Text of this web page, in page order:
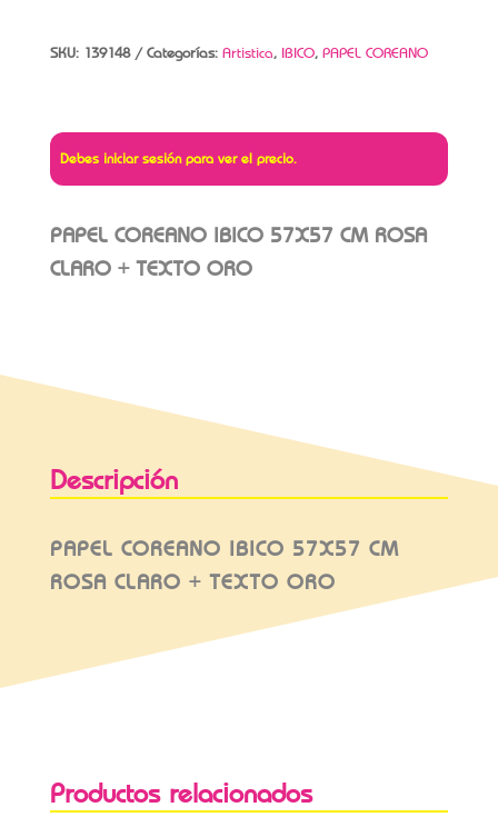
SKU: 139148 Categorías: Artistica, IBICO, PAPEL COREANO
Debes iniciar sesión para ver el precio.
PAPEL COREANO IBICO 57X57 CM ROSA
CLARO + TEXTO ORO
Descripción
PAPEL COREANO IBICO 57X57 CM
ROSA CLARO + TEXTO ORO
Productos relacionados